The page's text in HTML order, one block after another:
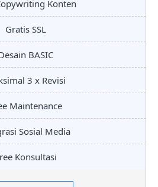
Konten
Gratis SSL
BASIC
3 x Revisi
Maintenance
Sosial Media
Konsultasi